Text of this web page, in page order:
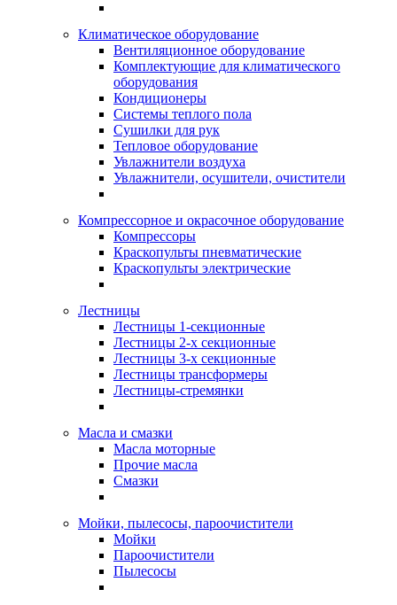
Климатическое оборудование
Вентиляционное оборудование
Комплектующие для климатического
оборудования
Кондиционеры
Системы теплого пола
Сушилки для рук
Тепловое оборудование
Увлажнители воздуха
Увлажнители, осушители, очистители
Компрессорное и окрасочное оборудование
Компрессоры
Краскопульты пневматические
Краскопульты электрические
Лестницы
Лестницы 1-секционные
Лестницы 2-х секционные
Лестницы 3-х секционные
Лестницы трансформеры
Лестницы-стремянки
Масла и смазки
Масла моторные
Прочие масла
Смазки
Мойки, пылесосы, пароочистители
Мойки
Пароочистители
Пылесосы